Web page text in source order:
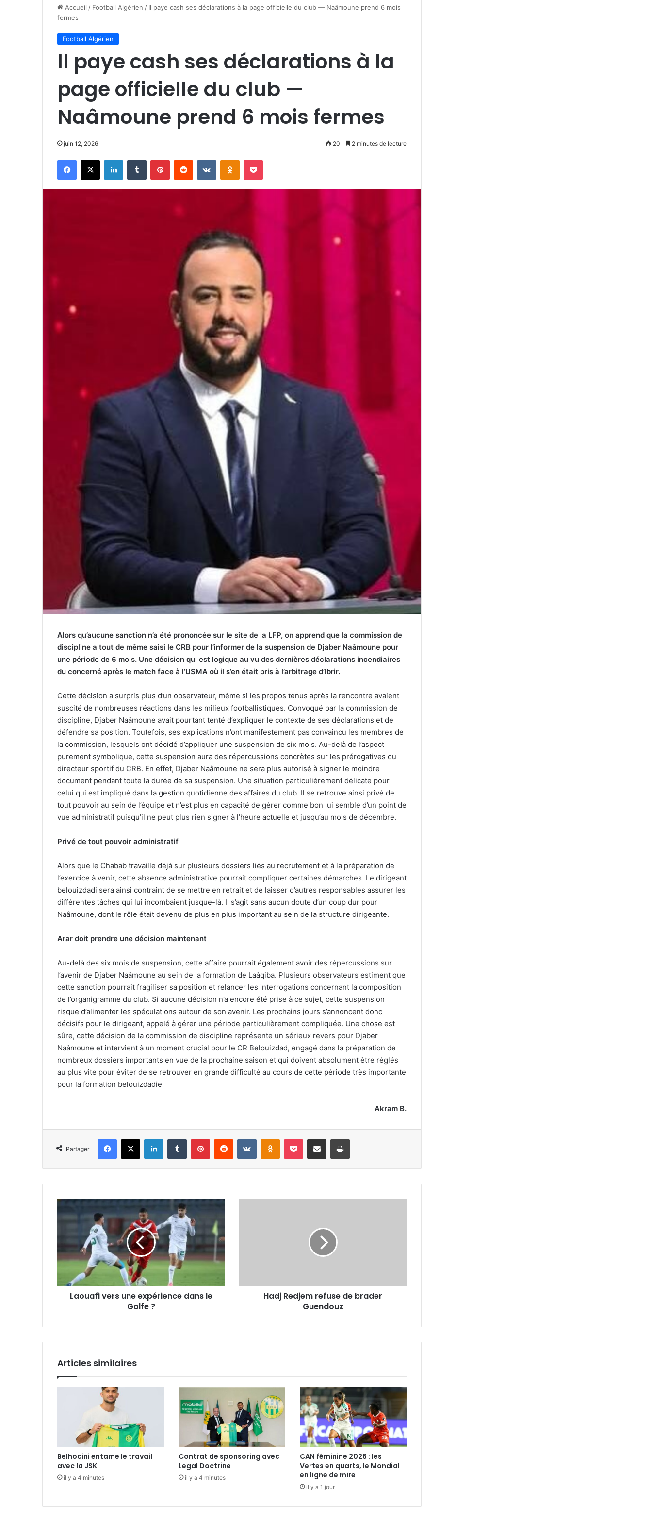
Accueil / Football Algérien / Il paye cash ses déclarations à la page officielle du club — Naâmoune prend 6 mois
fermes
Football Algérien
Il paye cash ses déclarations à la
page officielle du club —
Naâmoune prend 6 mois fermes
juin 12, 2026 20 2 minutes de lecture
Facebook
X LinkedinTumblr PinterestReddit VKontakteOdnoklassniki
Pocket
Alors qu’aucune sanction n’a été prononcée sur le site de la LFP, on apprend que la commission de
discipline a tout de même saisi le CRB pour l’informer de la suspension de Djaber Naâmoune pour
une période de 6 mois. Une décision qui est logique au vu des dernières déclarations incendiaires
du concerné après le match face à l’USMA où il s’en était pris à l’arbitrage d’Ibrir.
Cette décision a surpris plus d’un observateur, même si les propos tenus après la rencontre avaient
suscité de nombreuses réactions dans les milieux footballistiques. Convoqué par la commission de
discipline, Djaber Naâmoune avait pourtant tenté d’expliquer le contexte de ses déclarations et de
défendre sa position. Toutefois, ses explications n’ont manifestement pas convaincu les membres de
la commission, lesquels ont décidé d’appliquer une suspension de six mois. Au-delà de l’aspect
purement symbolique, cette suspension aura des répercussions concrètes sur les prérogatives du
directeur sportif du CRB. En effet, Djaber Naâmoune ne sera plus autorisé à signer le moindre
document pendant toute la durée de sa suspension. Une situation particulièrement délicate pour
celui qui est impliqué dans la gestion quotidienne des affaires du club. Il se retrouve ainsi privé de
tout pouvoir au sein de l’équipe et n’est plus en capacité de gérer comme bon lui semble d’un point de
vue administratif puisqu’il ne peut plus rien signer à l’heure actuelle et jusqu’au mois de décembre.
Privé de tout pouvoir administratif
Alors que le Chabab travaille déjà sur plusieurs dossiers liés au recrutement et à la préparation de
l’exercice à venir, cette absence administrative pourrait compliquer certaines démarches. Le dirigeant
belouizdadi sera ainsi contraint de se mettre en retrait et de laisser d’autres responsables assurer les
différentes tâches qui lui incombaient jusque-là. Il s’agit sans aucun doute d’un coup dur pour
Naâmoune, dont le rôle était devenu de plus en plus important au sein de la structure dirigeante.
Arar doit prendre une décision maintenant
Au-delà des six mois de suspension, cette affaire pourrait également avoir des répercussions sur
l’avenir de Djaber Naâmoune au sein de la formation de Laâqiba. Plusieurs observateurs estiment que
cette sanction pourrait fragiliser sa position et relancer les interrogations concernant la composition
de l’organigramme du club. Si aucune décision n’a encore été prise à ce sujet, cette suspension
risque d’alimenter les spéculations autour de son avenir. Les prochains jours s’annoncent donc
décisifs pour le dirigeant, appelé à gérer une période particulièrement compliquée. Une chose est
sûre, cette décision de la commission de discipline représente un sérieux revers pour Djaber
Naâmoune et intervient à un moment crucial pour le CR Belouizdad, engagé dans la préparation de
nombreux dossiers importants en vue de la prochaine saison et qui doivent absolument être réglés
au plus vite pour éviter de se retrouver en grande difficulté au cours de cette période très importante
pour la formation belouizdadie.
Akram B.
Partager
Facebook
X LinkedinTumblr PinterestReddit VKontakteOdnoklassniki
Pocket Partager par email Imprimer
Laouafi
vers
expérience
dans
le
Golfe
Laouafi vers une expérience dans le
Golfe ?
Hadj Redjem refuse de brader
Guendouz
Articles similaires
Belhocini entame le travail
avec la JSK
il y a 4 minutes
Contrat de sponsoring avec
Legal Doctrine
il y a 4 minutes
CAN féminine 2026 : les
Vertes en quarts, le Mondial
en ligne de mire
il y a 1 jour